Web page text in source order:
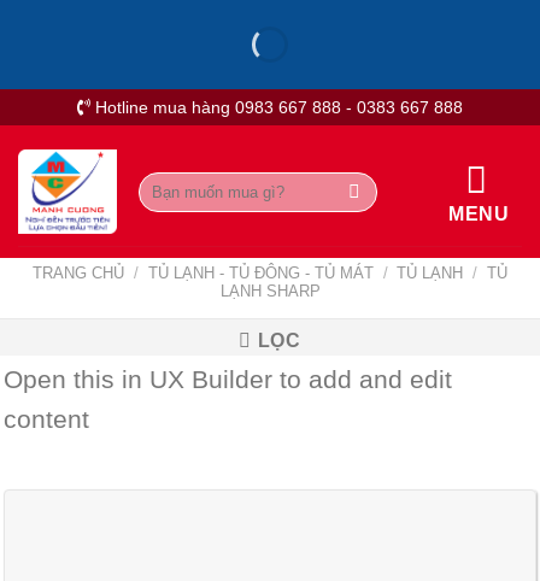
Hotline mua hàng 0983 667 888 - 0383 667 888
Tìm
kiếm:
MENU
TRANG CHỦ / TỦ LẠNH - TỦ ĐÔNG - TỦ MÁT / TỦ LẠNH / TỦ
LẠNH SHARP
LỌC
Open this in UX Builder to add and edit
content